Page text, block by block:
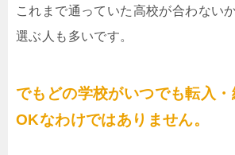
これまで通っていた高校が合わない
選ぶ人も多いです。
でもどの学校がいつでも転入
OKなわけではありません。